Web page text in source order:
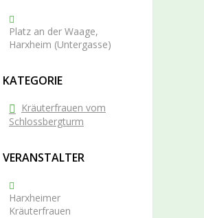
Platz an der Waage,
Harxheim (Untergasse)
KATEGORIE
Kräuterfrauen vom
Schlossbergturm
VERANSTALTER
Harxheimer
Kräuterfrauen